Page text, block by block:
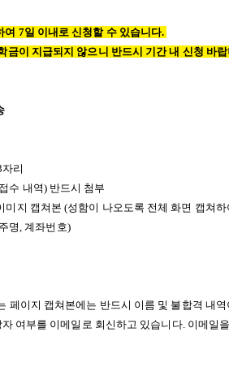
여 7일 이내로 신청할 수 있습니다.
금이 지급되지 않으니 반드시 기간 내 신청 바
자리
수 내역) 반드시 첨부
미지 캡쳐본(성함이 나오도록 전체 화면 캡쳐
명,계좌번호)
페이지 캡쳐본에는 반드시 이름 및 불합격 내
여부를 이메일로 회신하고 있습니다. 이메일